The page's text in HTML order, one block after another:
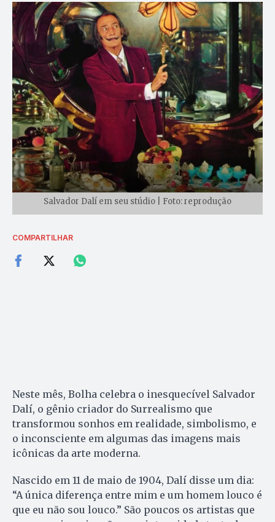
Salvador Dalí em seu stúdio | Foto: reprodução
COMPARTILHAR
Neste mês, Bolha celebra o inesquecível Salvador
Dalí, o gênio criador do Surrealismo que
transformou sonhos em realidade, simbolismo, e
o inconsciente em algumas das imagens mais
icônicas da arte moderna.
Nascido em 11 de maio de 1904, Dalí disse um dia:
“A única diferença entre mim e um homem louco é
que eu não sou louco.” São poucos os artistas que